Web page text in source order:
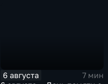
6 августа
7 мин